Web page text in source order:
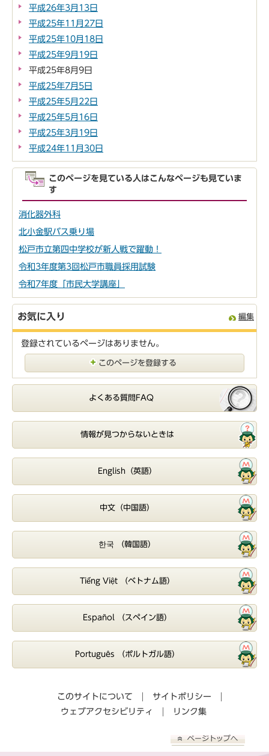
平成26年3月13日
平成25年11月27日
平成25年10月18日
平成25年9月19日
平成25年8月9日
平成25年7月5日
平成25年5月22日
平成25年5月16日
平成25年3月19日
平成24年11月30日
このページを見ている人はこんなページも見ていま
す
消化器外科
北小金駅バス乗り場
松戸市立第四中学校が新人戦で躍動！
令和3年度第3回松戸市職員採用試験
令和7年度「市民大学講座」
お気に入り 編集
登録されているページはありません。
このページを登録する
よくある質問FAQ
情報が見つからないときは
English（英語）
中文（中国語）
한국 （韓国語）
Tiếng Việt （ベトナム語）
Español （スペイン語）
Português （ポルトガル語）
このサイトについて
サイトポリシー
ウェブアクセシビリティ
リンク集